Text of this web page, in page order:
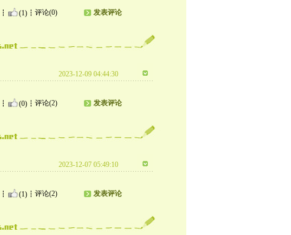
(1) 评论(0) 发表评论
2023-12-09 04:44:30
(0) 评论(2) 发表评论
2023-12-07 05:49:10
(1) 评论(2) 发表评论